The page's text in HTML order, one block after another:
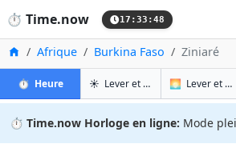
⏱️ Time.now 17:33:49
Accueil
Afrique Burkina Faso Ziniaré
⏱️ Heureà Ziniaré
☀️ Lever et coucher du soleil à
🌅 Lever et coucher du soleil demain
⏱️ Time.now Horloge en ligne: Mode